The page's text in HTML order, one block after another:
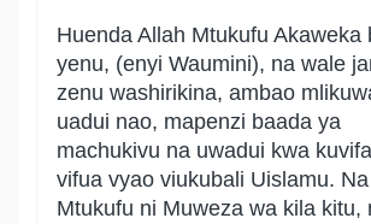
Huenda Allah Mtukufu Akaweka
yenu, (enyi Waumini), na wale
zenu washirikina, ambao
uadui nao, mapenzi baada ya
machukivu na uwadui kwa
vifua vyao viukubali Uislamu.
Mtukufu ni Muweza wa kila kitu,